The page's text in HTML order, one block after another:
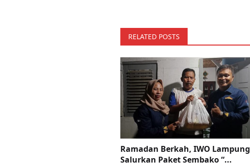
RELATED POSTS
Ramadan Berkah, IWO Lampung
Salurkan Paket Sembako “...